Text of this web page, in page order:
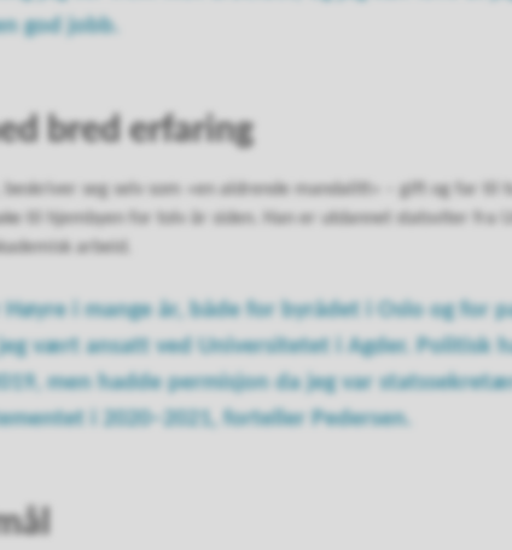
god jobb.
bred erfaring
beskriver seg selv som «en aldrende mandalitt» – gift og far til
til hjembyen for tolv år siden. Han er utdannet statsviter fra
arbeid.
Høyre i mange år, både for byrådet i Oslo og for
vært ansatt ved Universitetet i Agder. Politisk
men hadde permisjon da jeg var statssekretær
i 2020–2021, forteller Pedersen.